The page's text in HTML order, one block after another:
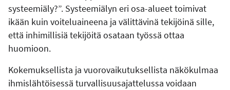
systeemiäly?”. Systeemiälyn eri osa-alueet toimivat
ikään kuin voiteluaineena ja välittävinä tekijöinä sille,
että inhimillisiä tekijöitä osataan työssä ottaa
huomioon.
Kokemuksellista ja vuorovaikutuksellista näkökulmaa
ihmislähtöisessä turvallisuusajattelussa voidaan